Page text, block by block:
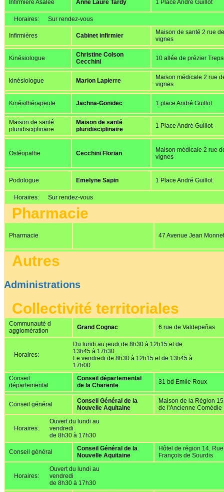
Infirmière Asalée Anne Laure Tardy 1 Place André Guillot
Horaires: Sur rendez-vous
Infirmières Cabinet infirmier
Maison de santé 2 rue
vignes
Kinésiologue
Christine Colson
Cecchini
10 allée de prézier
kinésiologue Marion Lapierre
Maison médicale 2 rue
vignes
Kinésithérapeute Jachna-Gonidec 1 place André Guillot
Maison de santé
pluridisciplinaire
Maison de santé
pluridisciplinaire
1 Place André Guillot
Ostéopathe Cecchini Florian
Maison médicale 2 rue
vignes
Podologue Emelyne Sapin 1 Place André Guillot
Horaires: Sur rendez-vous
Pharmacie
Pharmacie 47 Avenue Jean Monnet
Autres
Administrations
Collectivité territoriales
Communauté d
agglomération
Grand Cognac 6 rue de Valdepeñas
Horaires:
Du lundi au jeudi de 8h30 à 12h15 et de
13h45 à 17h30
Le vendredi de 8h30 à 12h15 et de 13h45 à
17h00
Conseil
départemental
Conseil départemental
de la Charente
31 bd Emile Roux
Conseil général
Conseil Général de la
Nouvelle Aquitaine
Maison de la Région
de l'Ancienne Comédie
Horaires:
Ouvert du lundi au
vendredi
de 8h30 à 17h30
Conseil général
Conseil Général de la
Nouvelle Aquitaine
Hôtel de région 14, Rue
François de Sourdis
Horaires:
Ouvert du lundi au
vendredi
de 8h30 à 17h30